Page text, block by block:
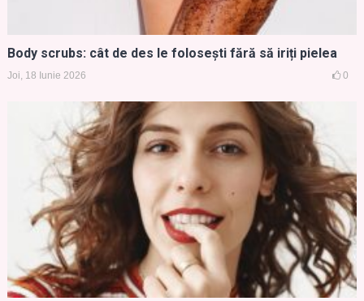
Body scrubs: cât de des le folosești fără să iriți pielea
Joi, 18 Iunie 2026 0